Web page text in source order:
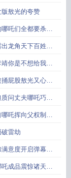
敖光的夸赞
吒们全都要杀李
龙角天下百姓指
你是不想给我们
屁股敖光又心疼
问丈夫哪吒巧妙
吒挥向父权制的
了一剑
雷劫
意度开启弹幕播
成品震惊诸天万